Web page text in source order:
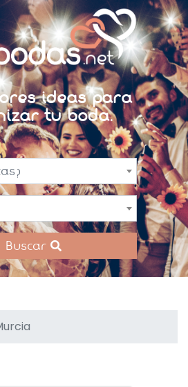
ideas para
tu boda.
Buscar